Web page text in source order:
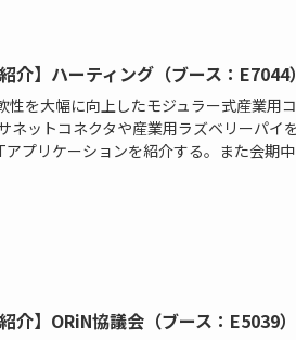
介】ハーティング（ブース：E7044）
性を大幅に向上したモジュラー式産業用
ネットコネクタや産業用ラズベリーパイ
プリケーションを紹介する。また会期中
介】ORiN協議会（ブース：E5039）